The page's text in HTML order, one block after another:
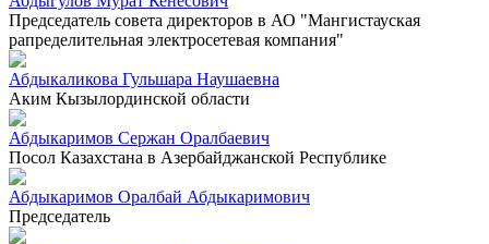
Председатель совета директоров в АО "Мангистауская
рапределительная электросетевая компания"
Абдыкаликова Гульшара Наушаевна
Аким Кызылординской области
Абдыкаримов Сержан Оралбаевич
Посол Казахстана в Азербайджанской Республике
Абдыкаримов Оралбай Абдыкаримович
Председатель